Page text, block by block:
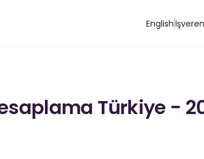
English
Türkiye -